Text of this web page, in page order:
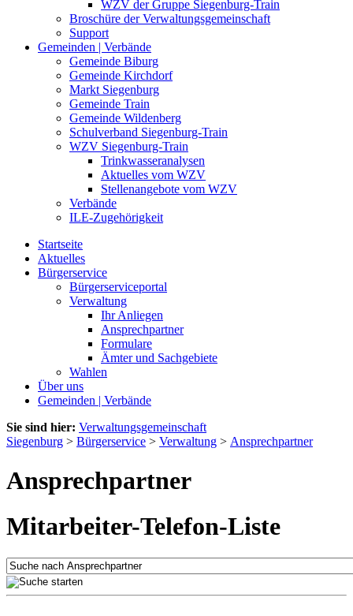
WZV der Gruppe Siegenburg-Train
Broschüre der Verwaltungsgemeinschaft
Support
Gemeinden | Verbände
Gemeinde Biburg
Gemeinde Kirchdorf
Markt Siegenburg
Gemeinde Train
Gemeinde Wildenberg
Schulverband Siegenburg-Train
WZV Siegenburg-Train
Trinkwasseranalysen
Aktuelles vom WZV
Stellenangebote vom WZV
Verbände
ILE-Zugehörigkeit
Startseite
Aktuelles
Bürgerservice
Bürgerserviceportal
Verwaltung
Ihr Anliegen
Ansprechpartner
Formulare
Ämter und Sachgebiete
Wahlen
Über uns
Gemeinden | Verbände
Sie sind hier: Verwaltungsgemeinschaft
Siegenburg > Bürgerservice > Verwaltung > Ansprechpartner
Ansprechpartner
Mitarbeiter-Telefon-Liste